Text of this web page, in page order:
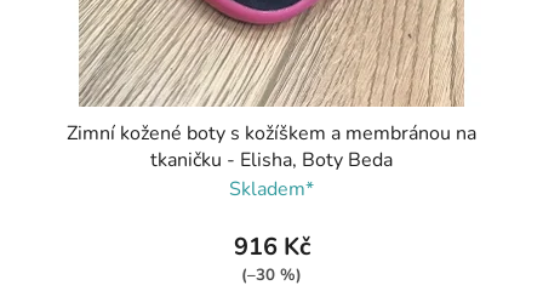
Zimní kožené boty s kožíškem a membránou na
tkaničku - Elisha, Boty Beda
Skladem*
916 Kč
(–30 %)